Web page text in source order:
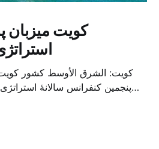
کویت میزبان
کویت: الشرق الأوسط کشور
پنجمین کنفرانس سالانهٔ
متخصص از شرکت‌های جهانی